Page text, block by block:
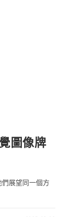
圖像牌
展望同一個方